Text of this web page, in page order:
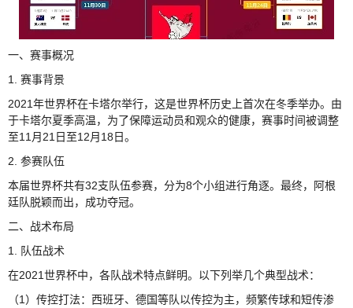
一、赛事概况
1. 赛事背景
2021年世界杯在卡塔尔举行，这是世界杯历史上首次在冬季举办。由
于卡塔尔夏季高温，为了保障运动员和观众的健康，赛事时间被调整
至11月21日至12月18日。
2. 参赛队伍
本届世界杯共有32支队伍参赛，分为8个小组进行角逐。最终，阿根
廷队脱颖而出，成功夺冠。
二、战术布局
1. 队伍战术
在2021世界杯中，各队战术特点鲜明。以下列举几个典型战术：
（1）传控打法：西班牙、德国等队以传控为主，频繁传球和短传渗